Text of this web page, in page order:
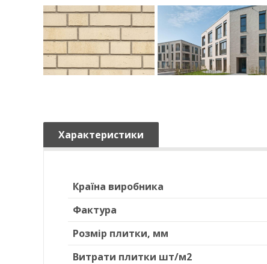
Характеристики
Країна виробника
Фактура
Розмір плитки, мм
Витрати плитки шт/м2